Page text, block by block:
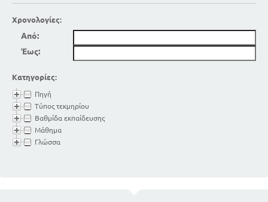
Χρονολογίες:
Από:
Έως:
Κατηγορίες:
Πηγή
Τύπος τεκμηρίου
Βαθμίδα εκπαίδευσης
Μάθημα
Γλώσσα